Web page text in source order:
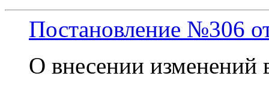
Постановление №306
О внесении изменений